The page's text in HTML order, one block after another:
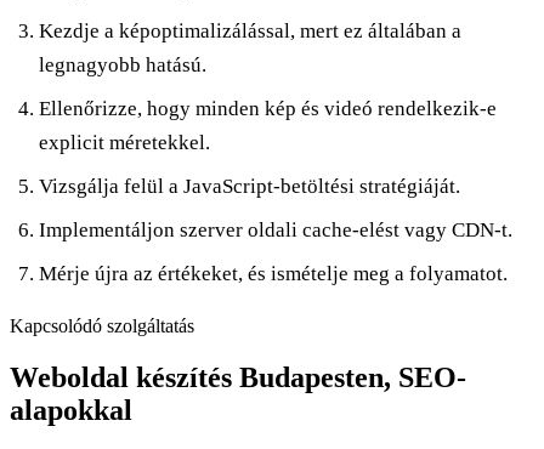
Kezdje a képoptimalizálással, mert ez általában a
legnagyobb hatású.
Ellenőrizze, hogy minden kép és videó rendelkezik-e
explicit méretekkel.
Vizsgálja felül a JavaScript-betöltési stratégiáját.
Implementáljon szerver oldali cache-elést vagy CDN-t.
Mérje újra az értékeket, és ismételje meg a folyamatot.
Kapcsolódó szolgáltatás
Weboldal készítés Budapesten, SEO-
alapokkal